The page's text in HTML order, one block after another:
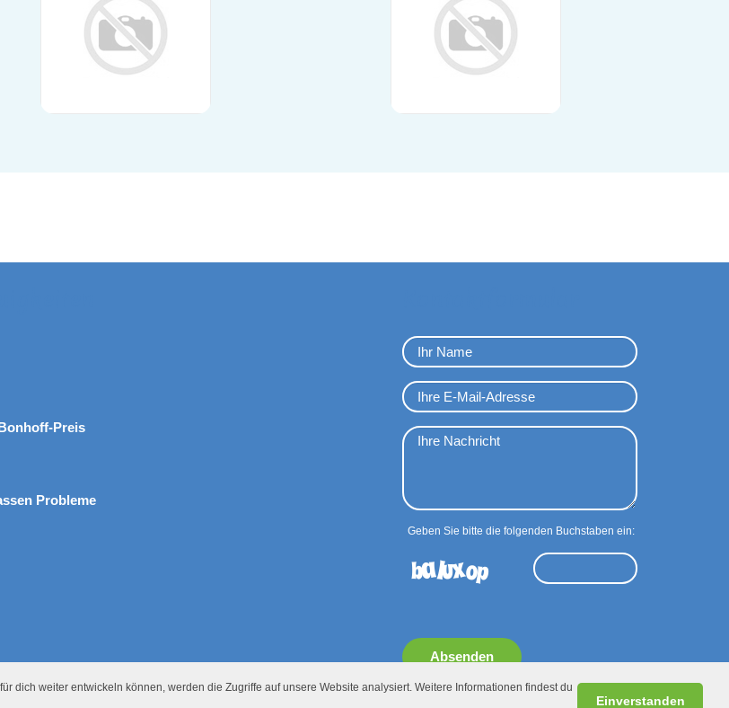
dich weiter entwickeln können, werden die Zugriffe auf unsere Website analysiert. Weitere Informationen findest du
Einverstanden
Preis
Probleme
Geben Sie bitte die folgenden Buchstaben ein:
Absenden